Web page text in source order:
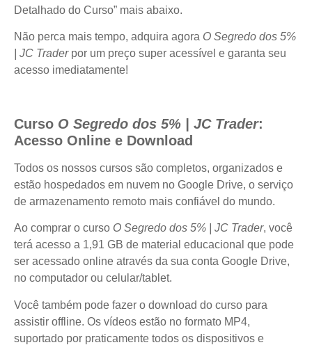
Detalhado do Curso” mais abaixo.
Não perca mais tempo, adquira agora O Segredo dos 5%
| JC Traderpor um preço super acessível e garanta seu
acesso imediatamente!
Curso O Segredo dos 5% | JC Trader:
Acesso Online e Download
Todos os nossos cursos são completos, organizados e
estão hospedados em nuvem no Google Drive, o serviço
de armazenamento remoto mais confiável do mundo.
Ao comprar o curso O Segredo dos 5% | JC Trader, você
terá acesso a 1,91 GB de material educacional que pode
ser acessado online através da sua conta Google Drive,
no computador ou celular/tablet.
Você também pode fazer o download do curso para
assistir offline. Os vídeos estão no formato MP4,
suportado por praticamente todos os dispositivos e